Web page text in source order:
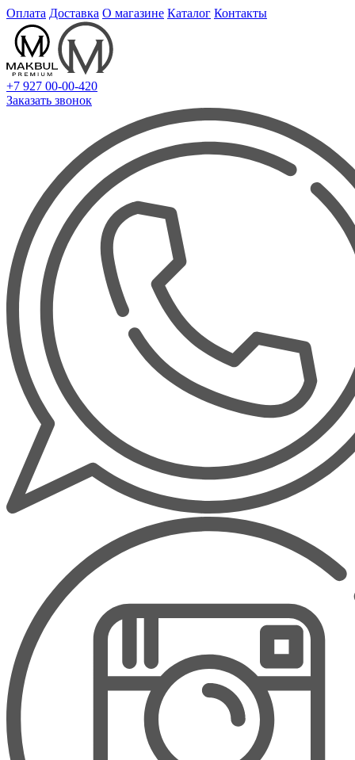
Оплата Доставка О магазине Каталог Контакты
+7 927 00-00-420
Заказать звонок